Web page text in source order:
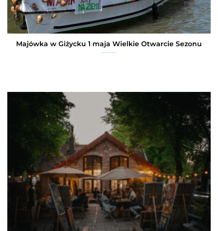
Majówka w Giżycku 1 maja Wielkie Otwarcie Sezonu